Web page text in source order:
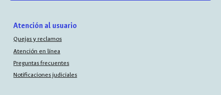
Atención al usuario
Quejas y reclamos
Atención en línea
Preguntas frecuentes
Notificaciones judiciales